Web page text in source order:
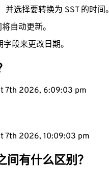
并选择要转换为 SST 的时间。
自动更新。
段来更改日期。
7th 2026, 6:09:04 pm
7th 2026, 10:09:04 pm
有什么区别？